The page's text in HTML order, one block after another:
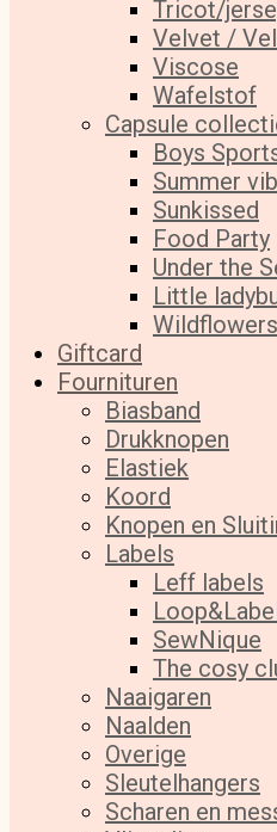
Tricot/
Velvet /
Viscose
Wafelstof
Capsule
Boys
Summer
Sunkissed
Food Party
Under the
Little
Wildflowers
Giftcard
Fournituren
Biasband
Drukknopen
Elastiek
Koord
Knopen en
Labels
Leff labels
SewNique
The cosy
Naaigaren
Naalden
Overige
Sleutelhangers
Scharen en